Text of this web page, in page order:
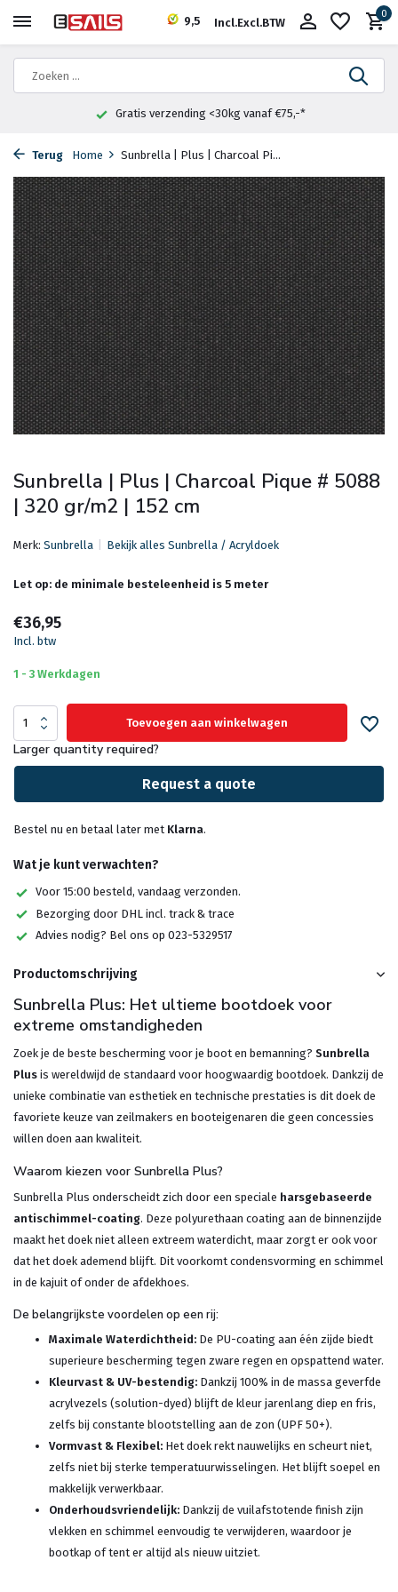
9,5 Incl.Excl.BTW
0
Gratis verzending <30kg vanaf €75,-*
Terug Home Sunbrella | Plus | Charcoal Pi...
Sunbrella | Plus | Charcoal Pique # 5088
| 320 gr/m2 | 152 cm
Merk: Sunbrella Bekijk alles Sunbrella / Acryldoek
Let op: de minimale besteleenheid is 5 meter
€36,95
Incl. btw
1 - 3 Werkdagen
Toevoegen aan winkelwagen
Larger quantity required?
Request a quote
Bestel nu en betaal later met Klarna.
Wat je kunt verwachten?
Voor 15:00 besteld, vandaag verzonden.
Bezorging door DHL incl. track & trace
Advies nodig? Bel ons op 023-5329517
Productomschrijving
Sunbrella Plus: Het ultieme bootdoek voor
extreme omstandigheden
Zoek je de beste bescherming voor je boot en bemanning? Sunbrella
Plus is wereldwijd de standaard voor hoogwaardig bootdoek. Dankzij de
unieke combinatie van esthetiek en technische prestaties is dit doek de
favoriete keuze van zeilmakers en booteigenaren die geen concessies
willen doen aan kwaliteit.
Waarom kiezen voor Sunbrella Plus?
Sunbrella Plus onderscheidt zich door een speciale harsgebaseerde
antischimmel-coating. Deze polyurethaan coating aan de binnenzijde
maakt het doek niet alleen extreem waterdicht, maar zorgt er ook voor
dat het doek ademend blijft. Dit voorkomt condensvorming en schimmel
in de kajuit of onder de afdekhoes.
De belangrijkste voordelen op een rij:
Maximale Waterdichtheid: De PU-coating aan één zijde biedt
superieure bescherming tegen zware regen en opspattend water.
Kleurvast & UV-bestendig: Dankzij 100% in de massa geverfde
acrylvezels (solution-dyed) blijft de kleur jarenlang diep en fris,
zelfs bij constante blootstelling aan de zon (UPF 50+).
Vormvast & Flexibel: Het doek rekt nauwelijks en scheurt niet,
zelfs niet bij sterke temperatuurwisselingen. Het blijft soepel en
makkelijk verwerkbaar.
Onderhoudsvriendelijk: Dankzij de vuilafstotende finish zijn
vlekken en schimmel eenvoudig te verwijderen, waardoor je
bootkap of tent er altijd als nieuw uitziet.